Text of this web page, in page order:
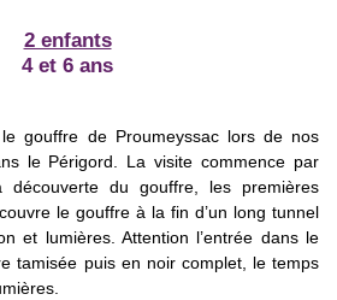
2 enfants
4 et 6 ans
gouffre de Proumeyssac lors de nos
le Périgord. La visite commence par
découverte du gouffre, les premières
le gouffre à la fin d’un long tunnel
et lumières. Attention l’entrée dans le
tamisée puis en noir complet, le temps